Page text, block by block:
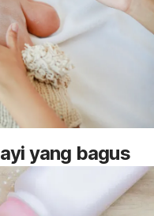
yang bagus